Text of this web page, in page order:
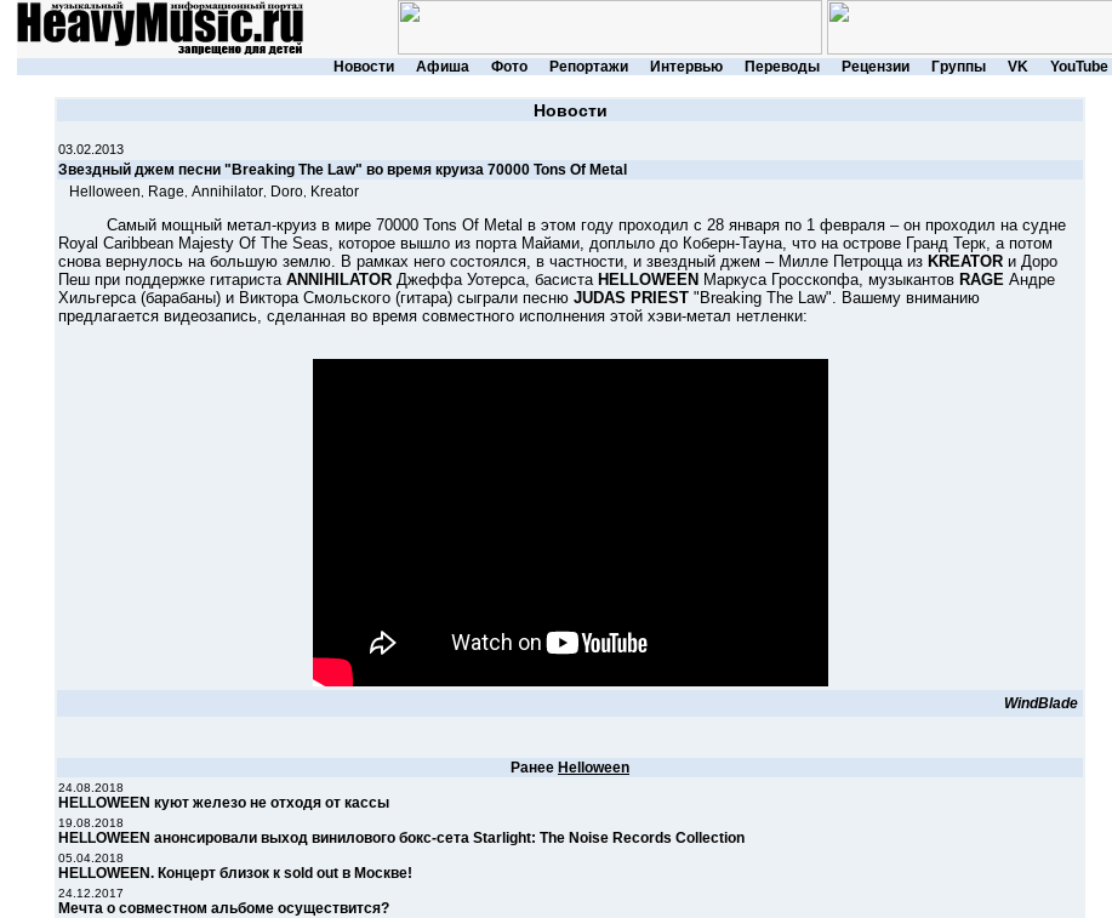
Новости Афиша Фото Репортажи Интервью Переводы Рецензии Группы VK YouTube
Новости
03.02.2013
Звездный джем песни "Breaking The Law" во время круиза 70000 Tons Of Metal
Helloween
Rage Annihilator Doro Kreator
Самый мощный метал-круиз в мире 70000 Tons Of Metal в этом году проходил с 28 января по 1 февраля – он проходил на судне
Royal Caribbean Majesty Of The Seas, которое вышло из порта Майами, доплыло до Коберн-Тауна, что на острове Гранд Терк, а потом
снова вернулось на большую землю. В рамках него состоялся, в частности, и звездный джем – Милле Петроцца из KREATOR и Доро
Пеш при поддержке гитариста ANNIHILATOR Джеффа Уотерса, басиста HELLOWEEN Маркуса Гросскопфа, музыкантов RAGE Андре
Хильгерса (барабаны) и Виктора Смольского (гитара) сыграли песню JUDAS PRIEST "Breaking The Law". Вашему вниманию
предлагается видеозапись, сделанная во время совместного исполнения этой хэви-метал нетленки:
WindBlade
Ранее Helloween
24.08.2018
HELLOWEEN куют железо не отходя от кассы
19.08.2018
HELLOWEEN анонсировали выход винилового бокс-сета Starlight: The Noise Records Collection
05.04.2018
HELLOWEEN. Концерт близок к sold out в Москве!
24.12.2017
Мечта о совместном альбоме осуществится?